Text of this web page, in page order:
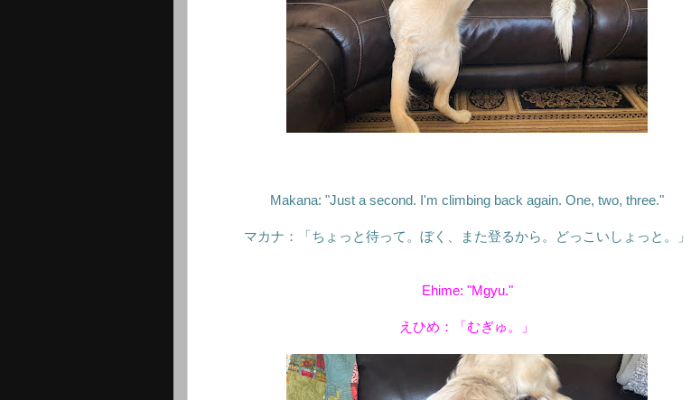
Makana: "Just a second. I'm climbing back again. One, two, three."
マカナ：「ちょっと待って。ぼく、また登るから。どっこいしょっと。」
Ehime: "Mgyu."
えひめ：「むぎゅ。」